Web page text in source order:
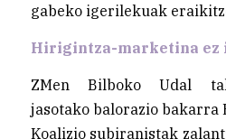
gabeko igerilekuak
Hirigintza-marketina ez
ZMen Bilboko Udal
jasotako balorazio bakarra
Koalizio subiranistak